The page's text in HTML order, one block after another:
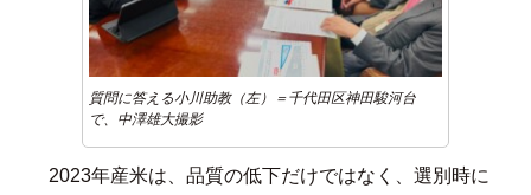
質問に答える小川助教（左）＝千代田区神田駿河台
で、中澤雄大撮影
2023年産米は、品質の低下だけではなく、選別時に